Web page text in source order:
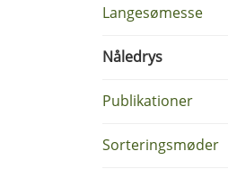
Langesømesse
Nåledrys
Publikationer
Sorteringsmøder